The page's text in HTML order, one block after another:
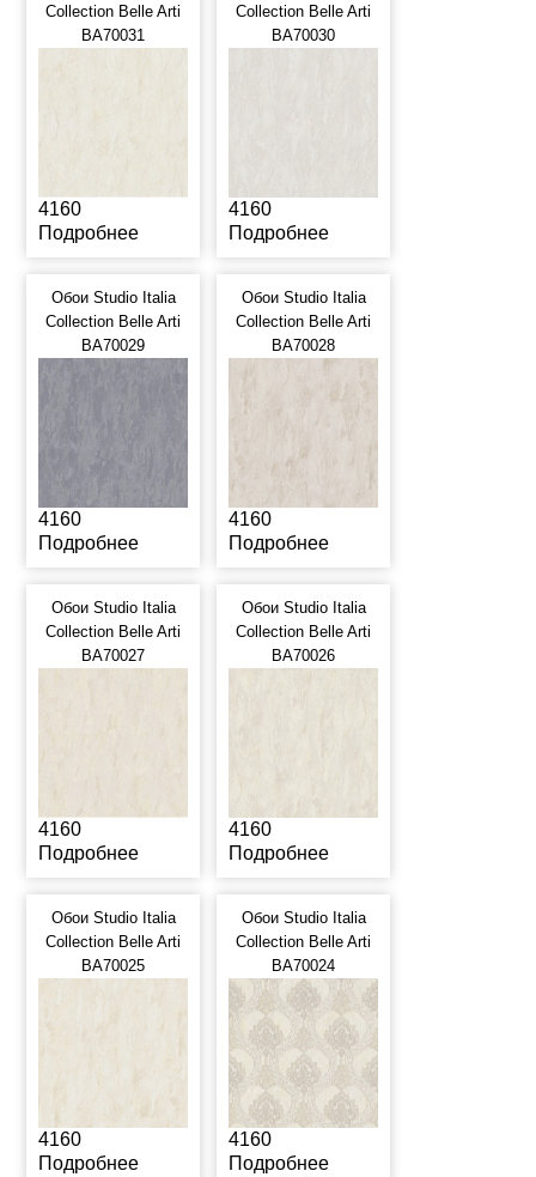
Collection Belle Arti
BA70031
4160
Подробнее
Collection Belle Arti
BA70030
4160
Подробнее
Обои Studio Italia
Collection Belle Arti
BA70029
4160
Подробнее
Обои Studio Italia
Collection Belle Arti
BA70028
4160
Подробнее
Обои Studio Italia
Collection Belle Arti
BA70027
4160
Подробнее
Обои Studio Italia
Collection Belle Arti
BA70026
4160
Подробнее
Обои Studio Italia
Collection Belle Arti
BA70025
4160
Подробнее
Обои Studio Italia
Collection Belle Arti
BA70024
4160
Подробнее